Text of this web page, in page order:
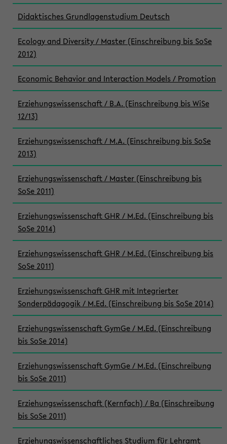
Didaktisches Grundlagenstudium Deutsch
Ecology and Diversity / Master (Einschreibung bis SoSe
2012)
Economic Behavior and Interaction Models / Promotion
Erziehungswissenschaft / B.A. (Einschreibung bis WiSe
12/13)
Erziehungswissenschaft / M.A. (Einschreibung bis SoSe
2013)
Erziehungswissenschaft / Master (Einschreibung bis
SoSe 2011)
Erziehungswissenschaft GHR / M.Ed. (Einschreibung bis
SoSe 2014)
Erziehungswissenschaft GHR / M.Ed. (Einschreibung bis
SoSe 2011)
Erziehungswissenschaft GHR mit Integrierter
Sonderpädagogik / M.Ed. (Einschreibung bis SoSe 2014)
Erziehungswissenschaft GymGe / M.Ed. (Einschreibung
bis SoSe 2014)
Erziehungswissenschaft GymGe / M.Ed. (Einschreibung
bis SoSe 2011)
Erziehungswissenschaft (Kernfach) / Ba (Einschreibung
bis SoSe 2011)
Erziehungswissenschaftliches Studium für Lehramt